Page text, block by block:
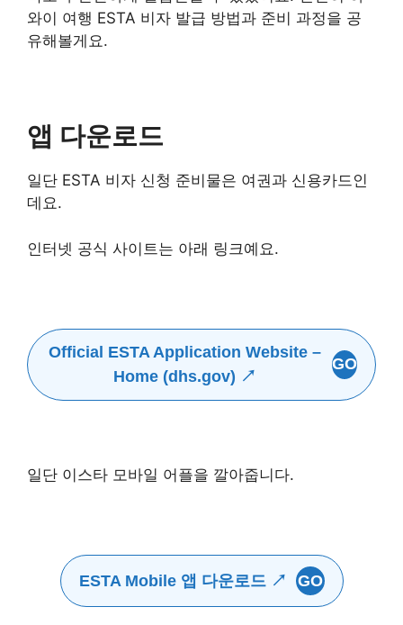
와이 여행 ESTA 비자 발급 방법과 준비 과정을 공
유해볼게요.
앱 다운로드
일단 ESTA 비자 신청 준비물은 여권과 신용카드인
데요.
인터넷 공식 사이트는 아래 링크예요.
Official ESTA Application Website –
Home (dhs.gov) ↗
GO
일단 이스타 모바일 어플을 깔아줍니다.
ESTA Mobile 앱 다운로드 ↗ GO